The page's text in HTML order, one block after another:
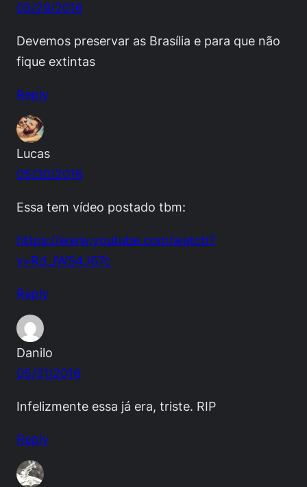
05/29/2016
Devemos preservar as Brasília e para que não
fique extintas
Reply
Lucas
05/30/2016
Essa tem vídeo postado tbm:
https://www.youtube.com/watch?
v=Rd_IWS4J67c
Reply
Danilo
05/31/2016
Infelizmente essa já era, triste. RIP
Reply